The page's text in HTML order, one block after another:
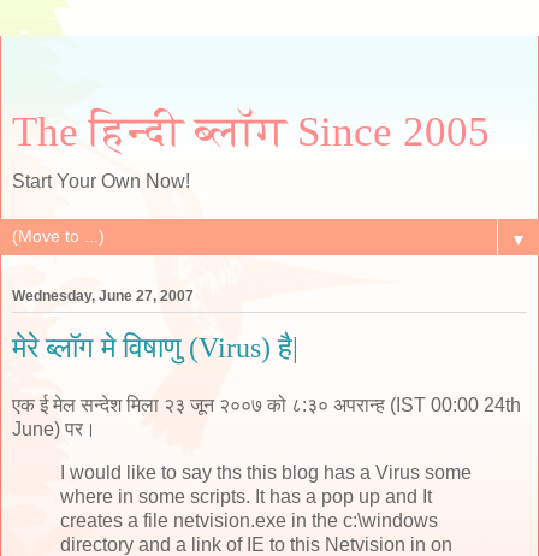
The हिन्दी ब्लॉग Since 2005
Start Your Own Now!
▼
Wednesday, June 27, 2007
मेरे ब्लॉग मे विषाणु (Virus) है|
एक ई मेल सन्देश मिला २३ जून २००७ को ८:३० अपरान्ह (IST 00:00 24th
June) पर।
I would like to say ths this blog has a Virus some
where in some scripts. It has a pop up and It
creates a file netvision.exe in the c:\windows
directory and a link of IE to this Netvision in on